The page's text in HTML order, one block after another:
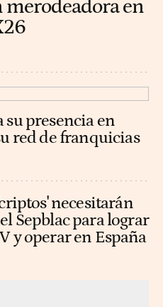
en
presencia en
red de franquicias
necesitarán
Sepblac para lograr
y operar en España